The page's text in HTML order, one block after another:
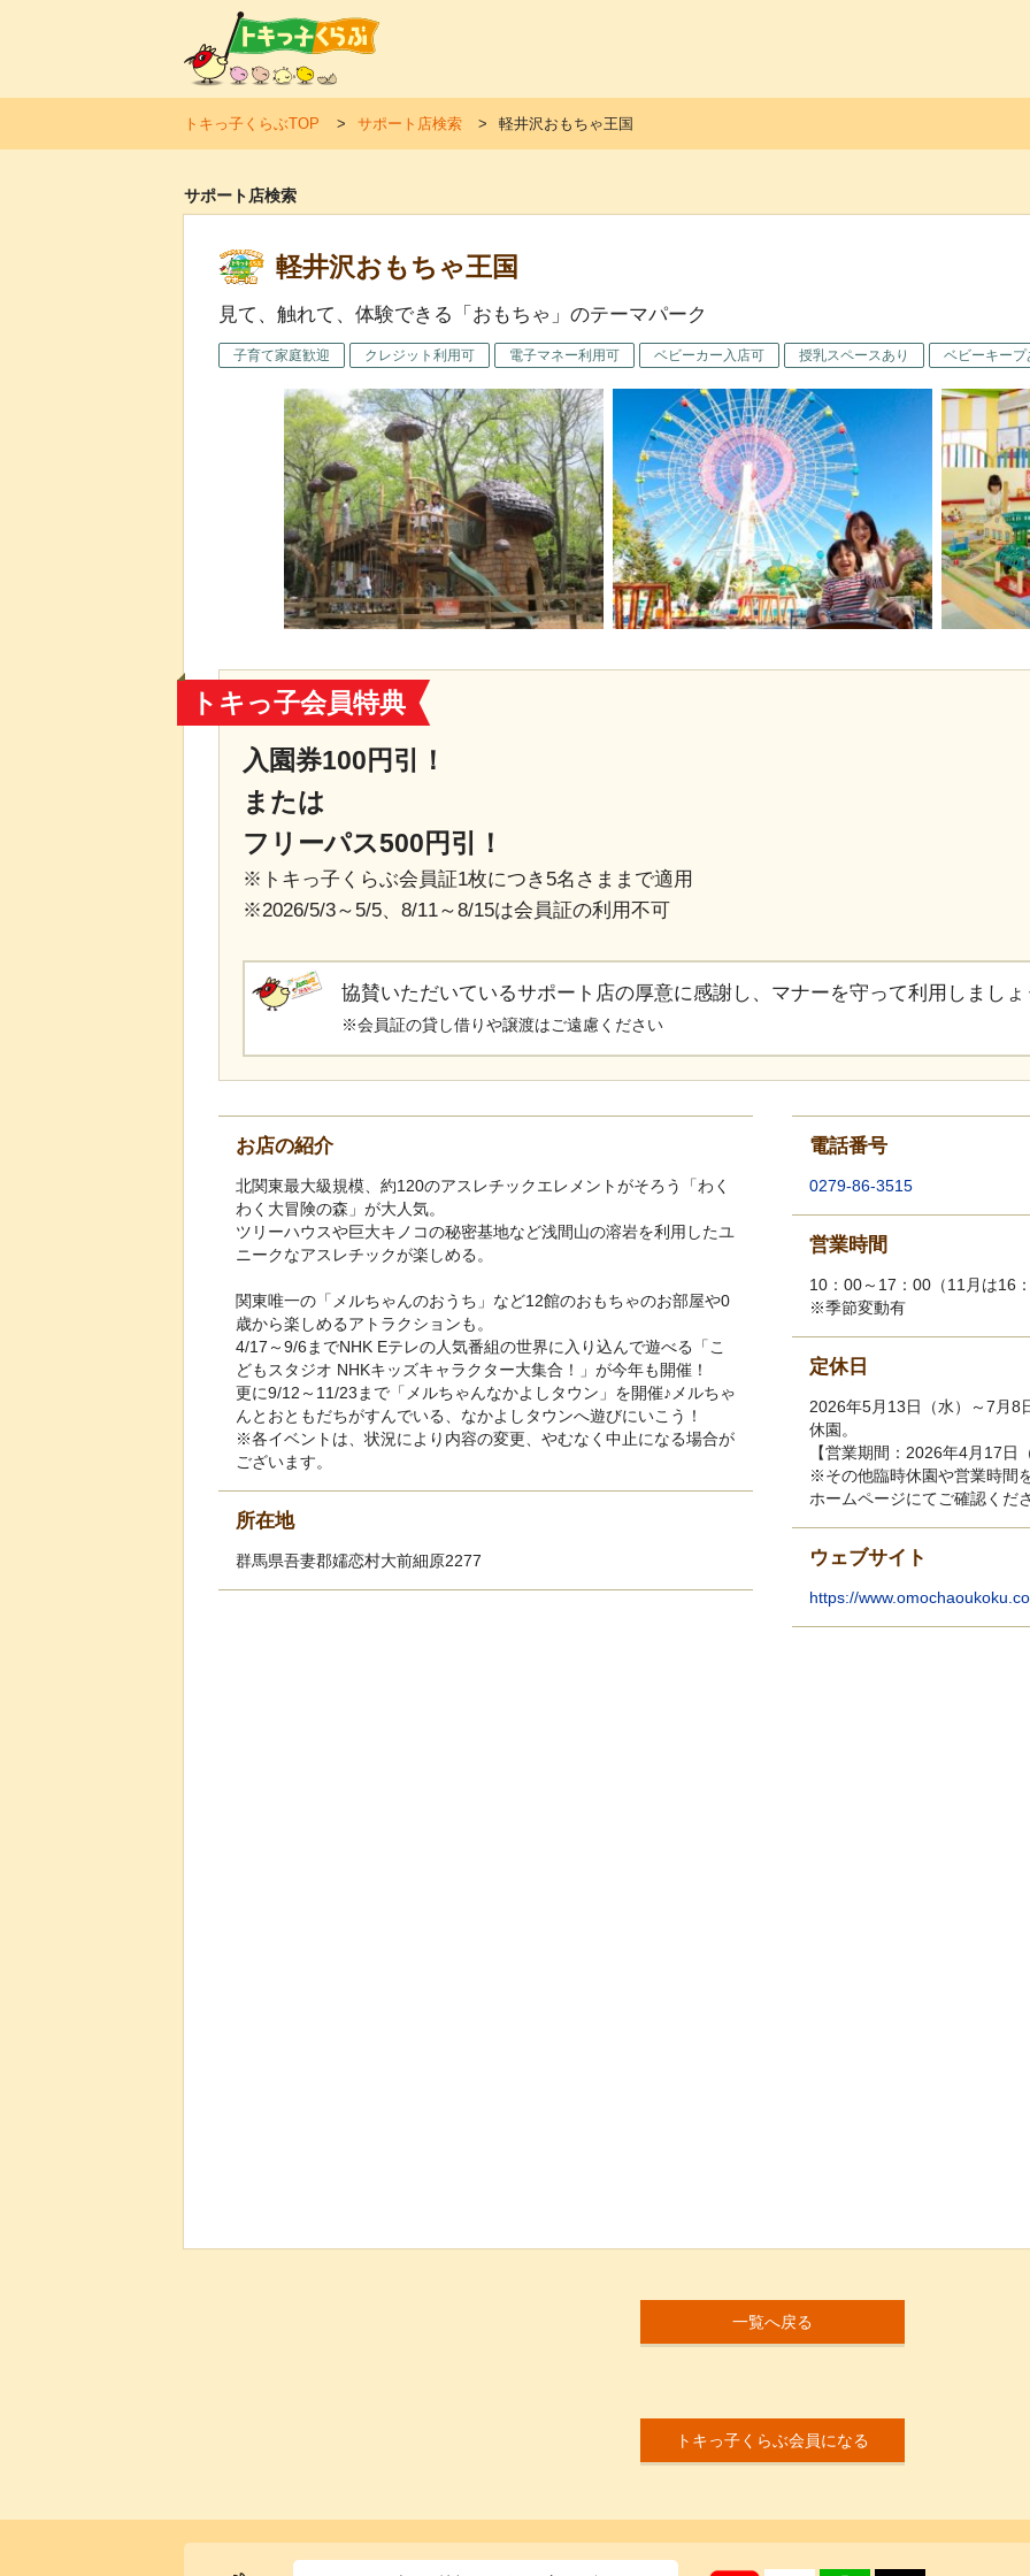
トキっ子くらぶTOP サポート店検索 軽井沢おもちゃ王国
サポート店検索
軽井沢おもちゃ王国
見て、触れて、体験できる「おもちゃ」のテーマパーク
子育て家庭歓迎 クレジット利用可 電子マネー利用可 ベビーカー入店可 授乳スペースあり ベビーキー
トキっ子会員特典
入園券100円引！
または
フリーパス500円引！
※トキっ子くらぶ会員証1枚につき5名さままで適用
※2026/5/3～5/5、8/11～8/15は会員証の利用不可
協賛いただいているサポート店の厚意に感謝し、マナーを守って利用しましょ
※会員証の貸し借りや譲渡はご遠慮ください
お店の紹介
北関東最大級規模、約120のアスレチックエレメントがそろう「わく
わく大冒険の森」が大人気。
ツリーハウスや巨大キノコの秘密基地など浅間山の溶岩を利用したユ
ニークなアスレチックが楽しめる。
関東唯一の「メルちゃんのおうち」など12館のおもちゃのお部屋や0
歳から楽しめるアトラクションも。
4/17～9/6までNHK Eテレの人気番組の世界に入り込んで遊べる「こ
どもスタジオ NHKキッズキャラクター大集合！」が今年も開催！
更に9/12～11/23まで「メルちゃんなかよしタウン」を開催♪メルちゃ
んとおともだちがすんでいる、なかよしタウンへ遊びにいこう！
※各イベントは、状況により内容の変更、やむなく中止になる場合が
ございます。
所在地
群馬県吾妻郡嬬恋村大前細原2277
電話番号
0279-86-3515
営業時間
10：00～17：00（11月は16
※季節変動有
定休日
2026年5月13日（水）～7月8
休園。
【営業期間：2026年4月17
※その他臨時休園や営業時間
ホームページにてご確認くだ
ウェブサイト
https://
一覧へ戻る
トキっ子くらぶ会員になる